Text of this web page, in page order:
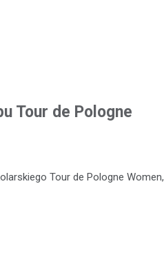
Tour de Pologne
Tour de Pologne Women,